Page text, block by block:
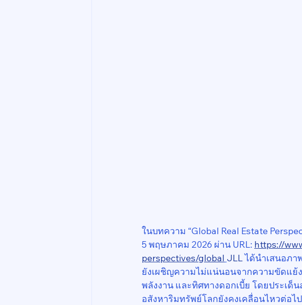
ในบทความ “Global Real Estate
5 พฤษภาคม 2026 ผ่าน URL: https://
perspectives/global JLL ได้นำเสนอภา
ยังเผชิญความไม่แน่นอนจากความขัดแ
พลังงาน และทิศทางดอกเบี้ย โดยประเ
อสังหาริมทรัพย์โลกยังคงเคลื่อนไหวต่อ